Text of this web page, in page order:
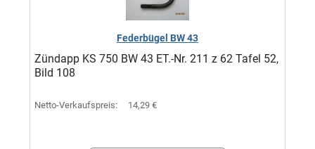
Federbügel BW 43
Zündapp KS 750 BW 43 ET.-Nr. 211 z 62 Tafel 52,
Bild 108
Netto-Verkaufspreis: 14,29 €